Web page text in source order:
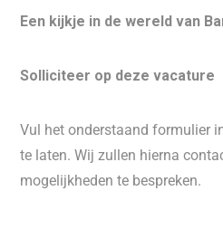
Een kijkje in de wereld van
Solliciteer op deze vacature
Vul het onderstaand formulier
te laten. Wij zullen hierna
mogelijkheden te bespreken.